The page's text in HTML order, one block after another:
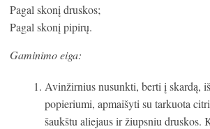
Pagal skonį druskos;
Pagal skonį pipirų.
Gaminimo eiga:
Avinžirnius nusunkti, berti į skardą,
popieriumi, apmaišyti su tarkuota
šaukštu aliejaus ir žiupsniu druskos.